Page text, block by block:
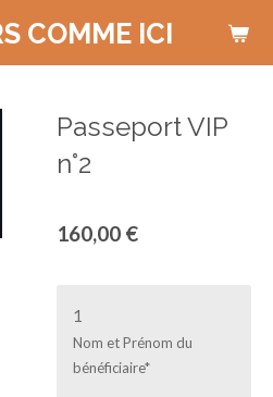
COMME ICI
Passeport VIP
n°2
160,00 €
1
Nom et Prénom du
bénéficiaire*